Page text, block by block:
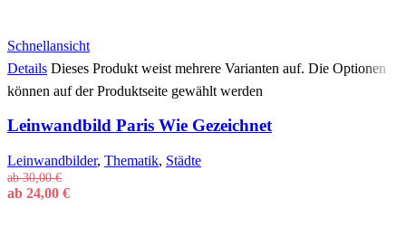
Schnellansicht
Details Dieses Produkt weist mehrere Varianten auf. Die Optionen
können auf der Produktseite gewählt werden
Leinwandbild Paris Wie Gezeichnet
Leinwandbilder, Thematik, Städte
ab30,00€
ab 24,00 €